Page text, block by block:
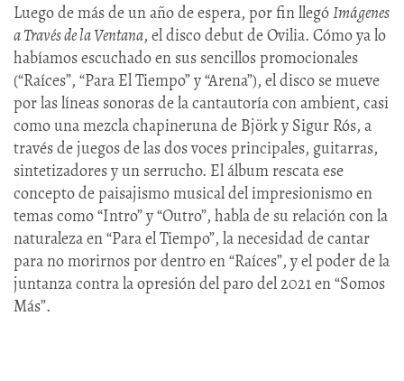
Luego de más de un año de espera, por fin llegóImágenes
a Través de la Ventana, el disco debut de Ovilia. Cómo ya lo
habíamos escuchado en sus sencillos promocionales
(“Raíces”, “Para El Tiempo” y “Arena”), el disco se mueve
por las líneas sonoras de la cantautoría con ambient, casi
como una mezcla chapineruna de Björk y Sigur Rós, a
través de juegos de las dos voces principales, guitarras,
sintetizadores y un serrucho. El álbum rescata ese
concepto de paisajismo musical del impresionismo en
temas como “Intro” y “Outro”, habla de su relación con la
naturaleza en “Para el Tiempo”, la necesidad de cantar
para no morirnos por dentro en “Raíces”, y el poder de la
juntanza contra la opresión del paro del 2021 en “Somos
Más”.